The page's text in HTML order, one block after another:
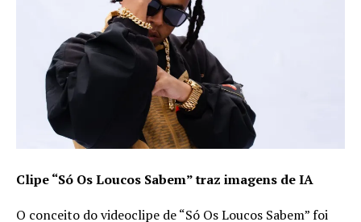
Clipe “Só Os Loucos Sabem” traz imagens de IA
O conceito do videoclipe de “Só Os Loucos Sabem” foi